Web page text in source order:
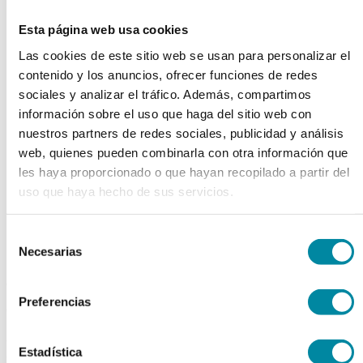
Esta página web usa cookies
Las cookies de este sitio web se usan para personalizar el
contenido y los anuncios, ofrecer funciones de redes
sociales y analizar el tráfico. Además, compartimos
información sobre el uso que haga del sitio web con
nuestros partners de redes sociales, publicidad y análisis
web, quienes pueden combinarla con otra información que
les haya proporcionado o que hayan recopilado a partir del
uso que haya hecho de sus servicios.
Necesarias
Preferencias
Estadística
consigue 15 puntos de fidelización
PIPETA ASPIRADOR 0-10ml